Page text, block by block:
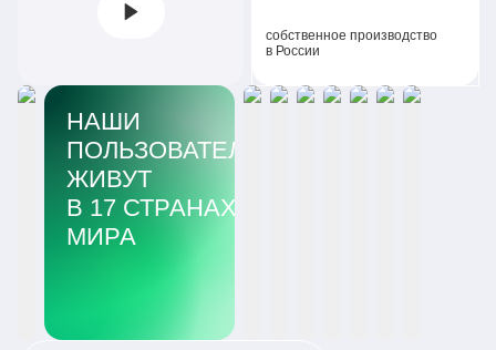
собственное производство
в России
НАШИ
ПОЛЬЗОВАТЕЛИ
ЖИВУТ
В 17 СТРАНАХ
МИРА